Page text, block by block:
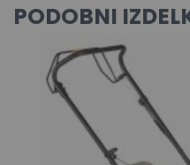
PODOBNI